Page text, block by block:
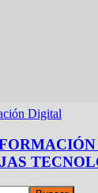
Digital